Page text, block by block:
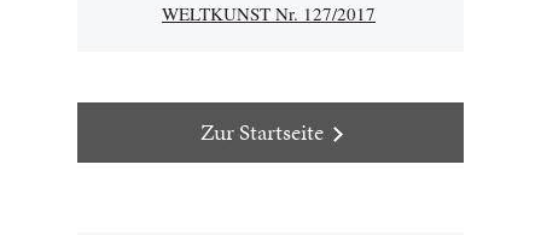
WELTKUNST Nr. 127/2017
Zur Startseite